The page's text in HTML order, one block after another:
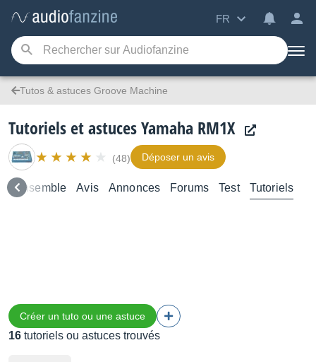
FR
Tutos & astuces Groove Machine
Tutoriels et astuces Yamaha RM1X
(48) Déposer un avis
d’ensemble Avis Annonces Forums Test Tutoriels
Créer un tuto ou une astuce
16 tutoriels ou astuces trouvés